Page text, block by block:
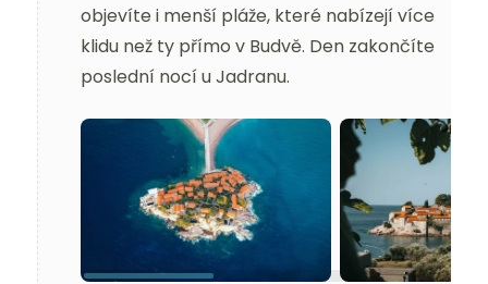
objevíte i menší pláže, které nabízejí více
klidu než ty přímo v Budvě. Den zakončíte
poslední nocí u Jadranu.